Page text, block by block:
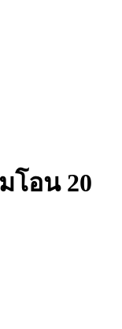
โอน 20